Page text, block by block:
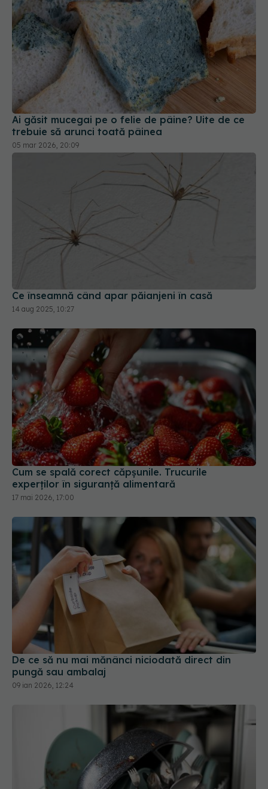
Ai găsit mucegai pe o felie de pâine? Uite de ce
trebuie să arunci toată pâinea
05 mar 2026, 20:09
Ce înseamnă când apar păianjeni în casă
14 aug 2025, 10:27
Cum se spală corect căpșunile. Trucurile
experților în siguranță alimentară
17 mai 2026, 17:00
De ce să nu mai mănânci niciodată direct din
pungă sau ambalaj
09 ian 2026, 12:24